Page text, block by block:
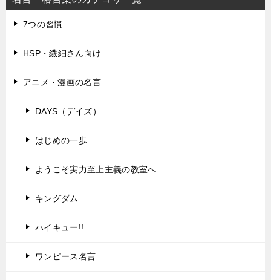
7つの習慣
HSP・繊細さん向け
アニメ・漫画の名言
DAYS（デイズ）
はじめの一歩
ようこそ実力至上主義の教室へ
キングダム
ハイキュー!!
ワンピース名言